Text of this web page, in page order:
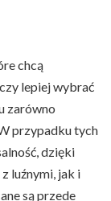
chcą
lepiej wybrać
zarówno
przypadku tych
dzięki
luźnymi, jak i
są przede